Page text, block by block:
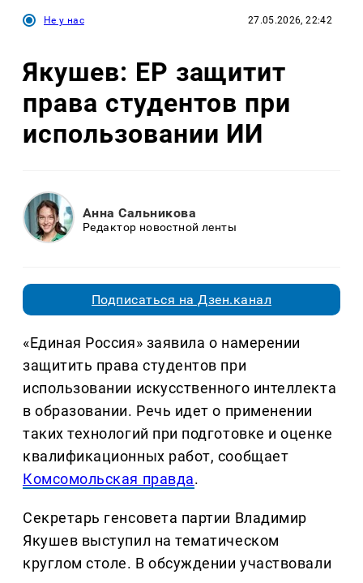
Не у нас 27.05.2026, 22:42
Якушев: ЕР защитит
права студентов при
использовании ИИ
Анна Сальникова
Редактор новостной ленты
Подписаться на Дзен.канал
«Единая Россия» заявила о намерении
защитить права студентов при
использовании искусственного интеллекта
в образовании. Речь идет о применении
таких технологий при подготовке и оценке
квалификационных работ, сообщает
Комсомольская правда.
Секретарь генсовета партии Владимир
Якушев выступил на тематическом
круглом столе. В обсуждении участвовали